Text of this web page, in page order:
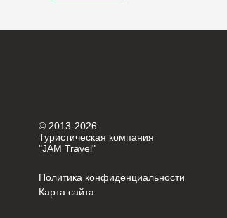
© 2013-2026
Туристическая компания
"JAM Travel"
Политика конфиденциальности
Карта сайта